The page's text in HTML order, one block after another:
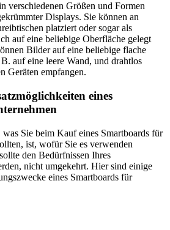
verschiedenen Größen und Formen
Displays. Sie können an
platziert oder sogar als
auf eine beliebige Oberfläche gelegt
Bilder auf eine beliebige flache
auf eine leere Wand, und drahtlos
Geräten empfangen.
eines
Sie beim Kauf eines Smartboards für
ist, wofür Sie es verwenden
den Bedürfnissen Ihres
nicht umgekehrt. Hier sind einige
eines Smartboards für